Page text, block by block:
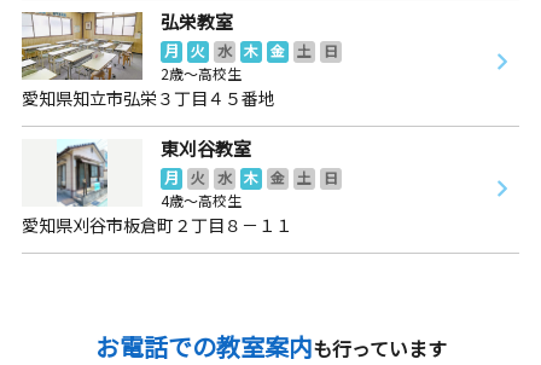
弘栄教室
月 火 水 木 金 土
日
2歳～高校生
愛知県知立市弘栄３丁目４５番地
東刈谷教室
月 火 水 木 金 土
日
4歳～高校生
愛知県刈谷市板倉町２丁目８－１１
お電話での教室案内も行っています